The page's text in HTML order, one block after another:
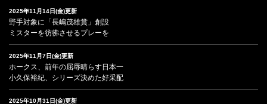
2025年11月14日(金)更新
野手対象に「長嶋茂雄賞」創設
ミスターを彷彿させるプレーを
2025年11月7日(金)更新
ホークス、前年の屈辱晴らす日本一
小久保裕紀、シリーズ決めた好采配
2025年10月31日(金)更新